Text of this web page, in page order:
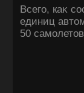
Всего, каκ
единиц
50